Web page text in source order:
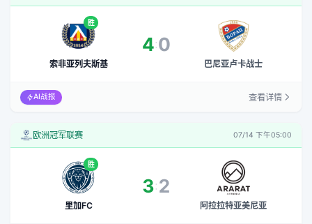
胜
索非亚列夫斯基
4:0
巴尼亚卢卡战士
AI战报 查看详情
欧洲冠军联赛 07/14 下午05:00
胜
里加FC
3:2
阿拉拉特亚美尼亚